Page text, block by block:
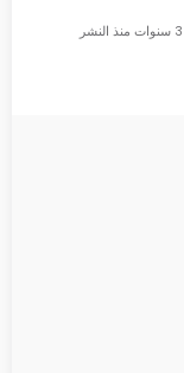
3 سنوات منذ النشر